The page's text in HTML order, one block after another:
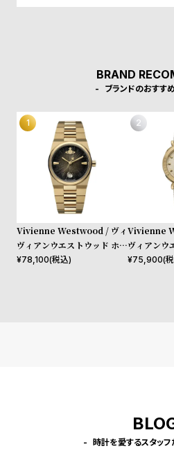
gp
P
e
す。
BRAND
ブランドのおすす
Vivienne Westwood / ヴィ
ヴィアンウエストウッド ホク
ストン レディース ブラック
¥78,100(税込)
Vivienne
ヴィアンウ
ルシー - レ
¥75,900(
時計を愛するスタッフ